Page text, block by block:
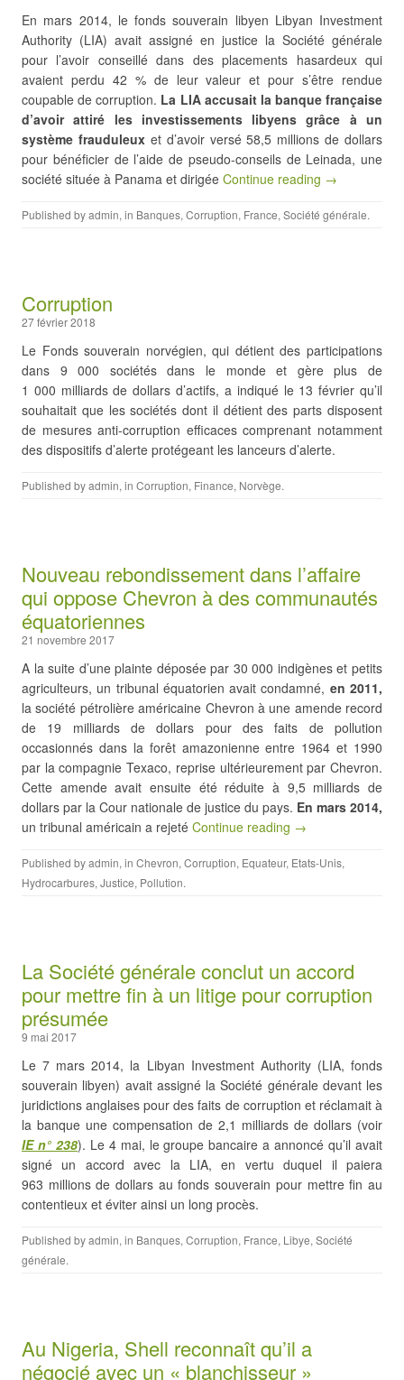
En mars 2014, le fonds souverain libyen Libyan Investment
Authority (LIA) avait assigné en justice la Société générale
pour l’avoir conseillé dans des placements hasardeux qui
avaient perdu 42 % de leur valeur et pour s’être rendue
coupable de corruption. La LIA accusait la banque française
d’avoir attiré les investissements libyens grâce à un
système frauduleuxet d’avoir versé 58,5 millions de dollars
pour bénéficier de l’aide de pseudo-conseils de Leinada, une
société située à Panama et dirigée Continue reading →
Published byadmin, in Banques, Corruption, France, Société générale.
Corruption
27 février 2018
Le Fonds souverain norvégien, qui détient des participations
dans 9 000 sociétés dans le monde et gère plus de
1 000 milliards de dollars d’actifs, a indiqué le 13 février qu’il
souhaitait que les sociétés dont il détient des parts disposent
de mesures anti-corruption efficaces comprenant notamment
des dispositifs d’alerte protégeant les lanceurs d’alerte.
Published byadmin, in Corruption, Finance, Norvège.
Nouveau rebondissement dans l’affaire
qui oppose Chevron à des communautés
équatoriennes
21 novembre 2017
A la suite d’une plainte déposée par 30 000 indigènes et petits
agriculteurs, un tribunal équatorien avait condamné, en 2011,
la société pétrolière américaine Chevron à une amende record
de 19 milliards de dollars pour des faits de pollution
occasionnés dans la forêt amazonienne entre 1964 et 1990
par la compagnie Texaco, reprise ultérieurement par Chevron.
Cette amende avait ensuite été réduite à 9,5 milliards de
dollars par la Cour nationale de justice du pays. En mars 2014,
un tribunal américain a rejeté Continue reading →
Published byadmin, in Chevron, Corruption, Equateur, Etats-Unis,
Hydrocarbures, Justice, Pollution.
La Société générale conclut un accord
pour mettre fin à un litige pour corruption
présumée
9 mai 2017
Le 7 mars 2014, la Libyan Investment Authority (LIA, fonds
souverain libyen) avait assigné la Société générale devant les
juridictions anglaises pour des faits de corruption et réclamait à
la banque une compensation de 2,1 milliards de dollars (voir
IEn° 238). Le 4 mai, le groupe bancaire a annoncé qu’il avait
signé un accord avec la LIA, en vertu duquel il paiera
963 millions de dollars au fonds souverain pour mettre fin au
contentieux et éviter ainsi un long procès.
Published byadmin, in Banques, Corruption, France, Libye, Société
générale.
Au Nigeria, Shell reconnaît qu’il a
négocié avec un « blanchisseur »